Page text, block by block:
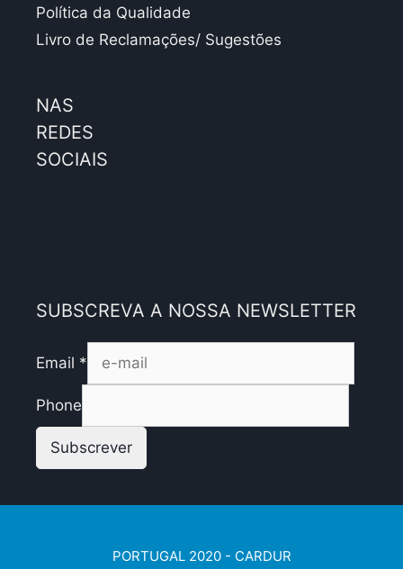
Política da Qualidade
Livro de Reclamações/ Sugestões
NAS
REDES
SOCIAIS
SUBSCREVA A NOSSA NEWSLETTER
Email *
Phone
Subscrever
PORTUGAL 2020 - CARDUR